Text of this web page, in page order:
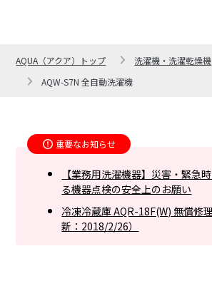
AQUA（アクア）トップ
洗濯機・洗濯乾燥機
AQW-S7N 全自動洗濯機
重要なお知らせ
【業務用洗濯機器】災害・緊急
る機器点検の安全上のお願い
冷凍冷蔵庫 AQR-18F(W) 無償修
新：2018/2/26）